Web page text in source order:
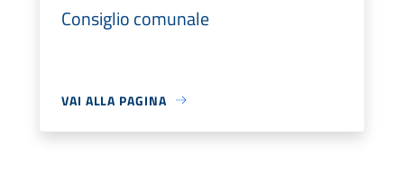
Consiglio comunale
VAI ALLA PAGINA